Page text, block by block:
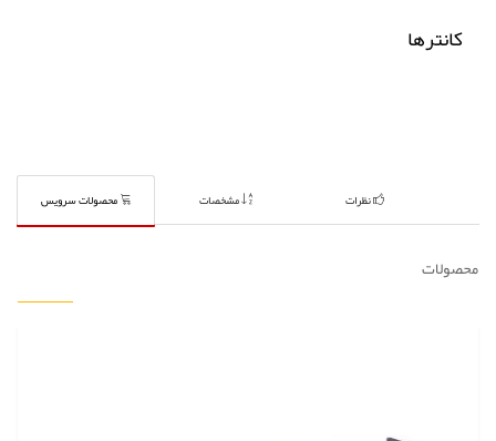
کانترها
نظرات مشخصات محصولات سرویس
محصولات